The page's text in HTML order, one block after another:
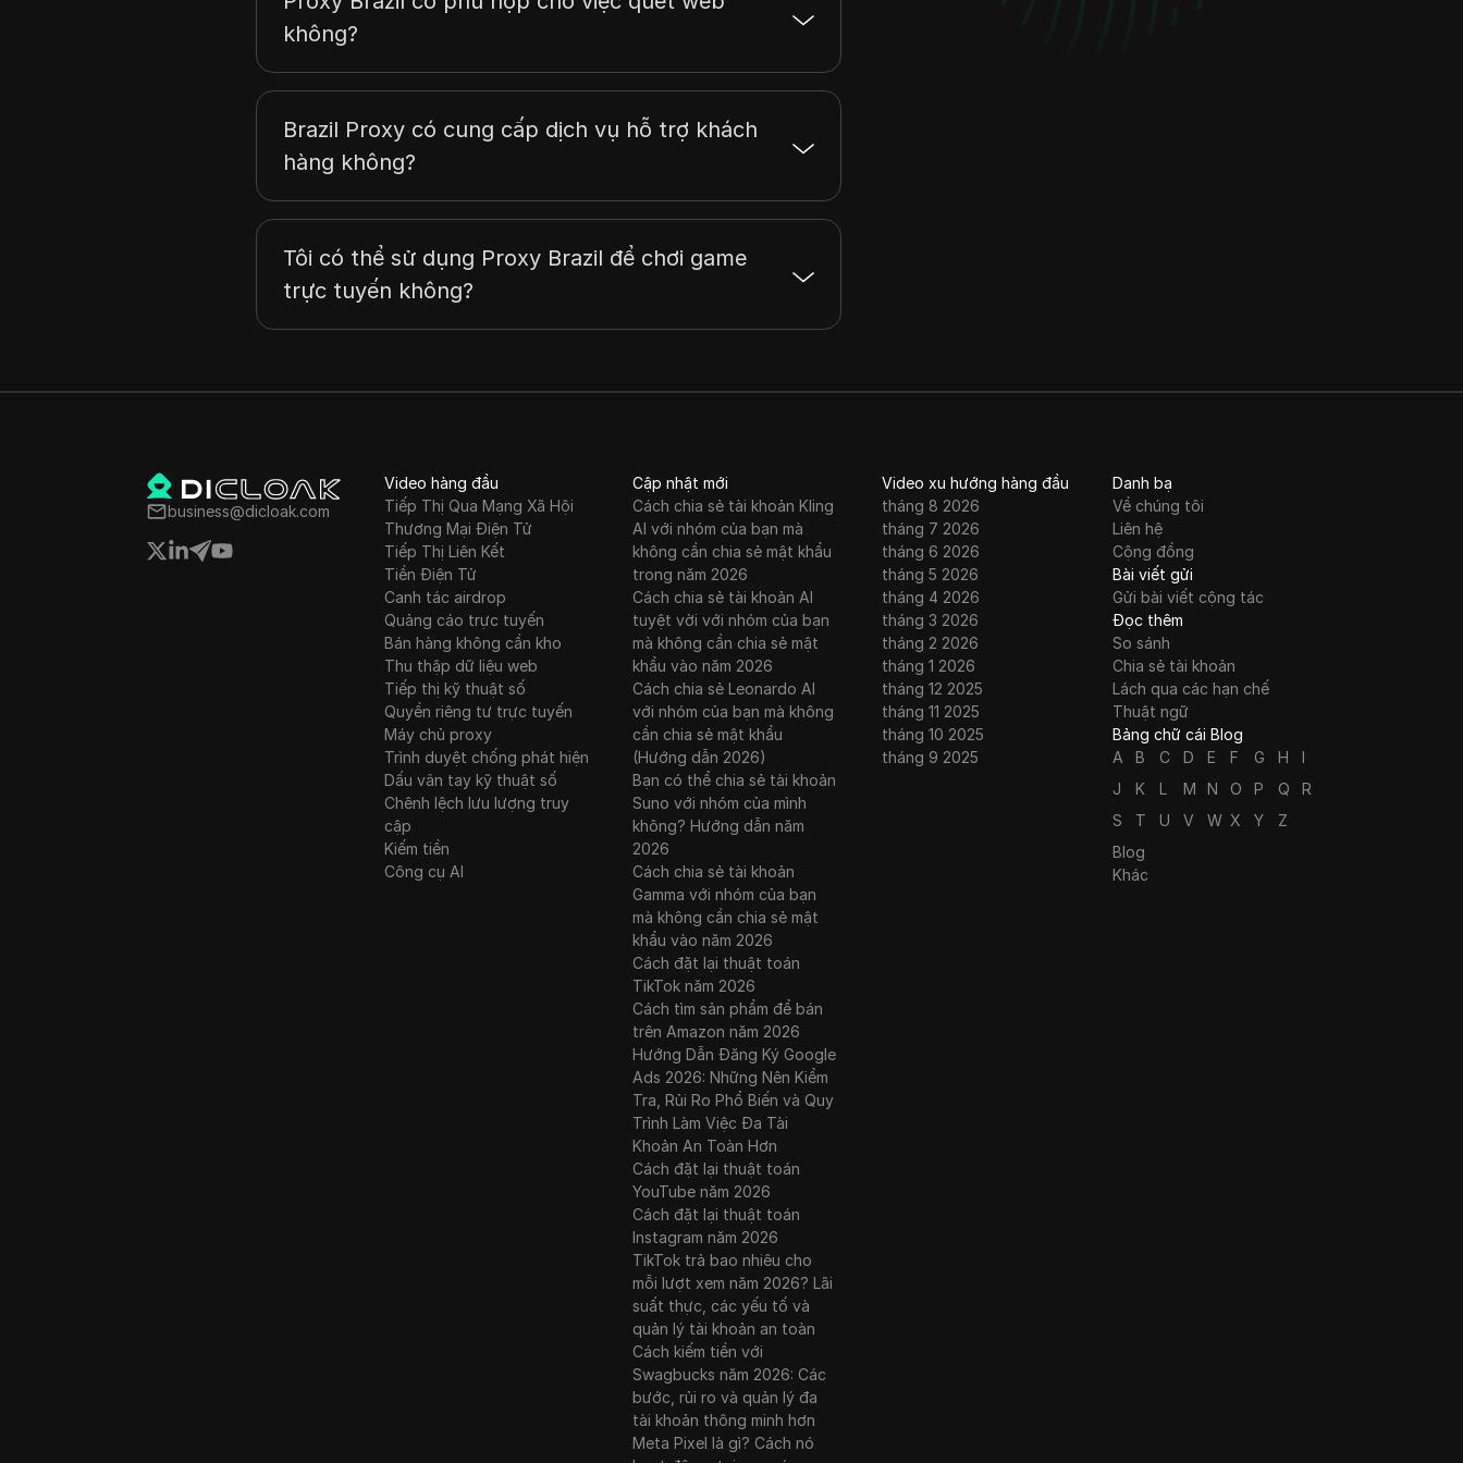
Ba Lan
Nga
Slovenia
Hàn Quốc
Vương quốc Anh
Bỉ
không?
Brazil Proxy có cung cấp dịch vụ hỗ trợ khách
hàng không?
Tôi có thể sử dụng Proxy Brazil để chơi game
trực tuyến không?
business@dicloak.com
Video hàng đầu
Tiếp Thị Qua Mạng Xã Hội
Thương Mại Điện Tử
Tiếp Thị Liên Kết
Tiền Điện Tử
Canh tác airdrop
Quảng cáo trực tuyến
Bán hàng không cần kho
Thu thập dữ liệu web
Tiếp thị kỹ thuật số
Quyền riêng tư trực tuyến
Máy chủ proxy
Trình duyệt chống phát hiện
Dấu vân tay kỹ thuật số
Chênh lệch lưu lượng truy
cập
Kiếm tiền
Công cụ AI
Cập nhật mới
Cách chia sẻ tài khoản Kling
AI với nhóm của bạn mà
không cần chia sẻ mật khẩu
trong năm 2026
Cách chia sẻ tài khoản AI
tuyệt vời với nhóm của bạn
mà không cần chia sẻ mật
khẩu vào năm 2026
Cách chia sẻ Leonardo AI
với nhóm của bạn mà không
cần chia sẻ mật khẩu
(Hướng dẫn 2026)
Bạn có thể chia sẻ tài khoản
Suno với nhóm của mình
không? Hướng dẫn năm
2026
Cách chia sẻ tài khoản
Gamma với nhóm của bạn
mà không cần chia sẻ mật
khẩu vào năm 2026
Cách đặt lại thuật toán
TikTok năm 2026
Cách tìm sản phẩm để bán
trên Amazon năm 2026
Hướng Dẫn Đăng Ký Google
Ads 2026: Những Nên Kiểm
Tra, Rủi Ro Phổ Biến và Quy
Trình Làm Việc Đa Tài
Khoản An Toàn Hơn
Cách đặt lại thuật toán
YouTube năm 2026
Cách đặt lại thuật toán
Instagram năm 2026
TikTok trả bao nhiêu cho
mỗi lượt xem năm 2026? Lãi
suất thực, các yếu tố và
quản lý tài khoản an toàn
Cách kiếm tiền với
Swagbucks năm 2026: Các
bước, rủi ro và quản lý đa
tài khoản thông minh hơn
Meta Pixel là gì? Cách nó
Video xu hướng hàng đầu
tháng 8 2026
tháng 7 2026
tháng 6 2026
tháng 5 2026
tháng 4 2026
tháng 3 2026
tháng 2 2026
tháng 1 2026
tháng 12 2025
tháng 11 2025
tháng 10 2025
tháng 9 2025
Danh bạ
Về chúng tôi
Liên hệ
Cộng đồng
Bài viết gửi
Gửi bài viết cộng tác
Đọc thêm
So sánh
Chia sẻ tài khoản
Lách qua các hạn chế
Thuật ngữ
Bảng chữ cái Blog
A
B C D E F G H
I
J
K L M N O P Q
R
S
T U V W X Y
Z
Blog
Khác